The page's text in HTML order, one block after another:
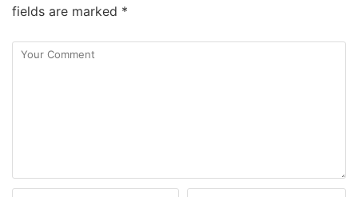
fields are marked *